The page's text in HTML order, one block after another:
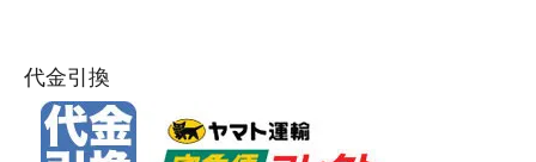
代金引換